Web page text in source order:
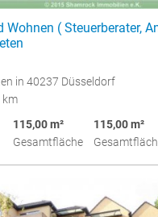
Wohnen ( Steuerberater,
in 40237 Düsseldorf
km
115,00 m²
Gesamtfläche
115,00 m²